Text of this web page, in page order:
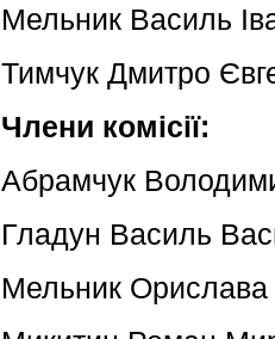
Мельник Василь
Тимчук Дмитро
Члени комісії:
Абрамчук
Гладун Василь
Мельник Орислава